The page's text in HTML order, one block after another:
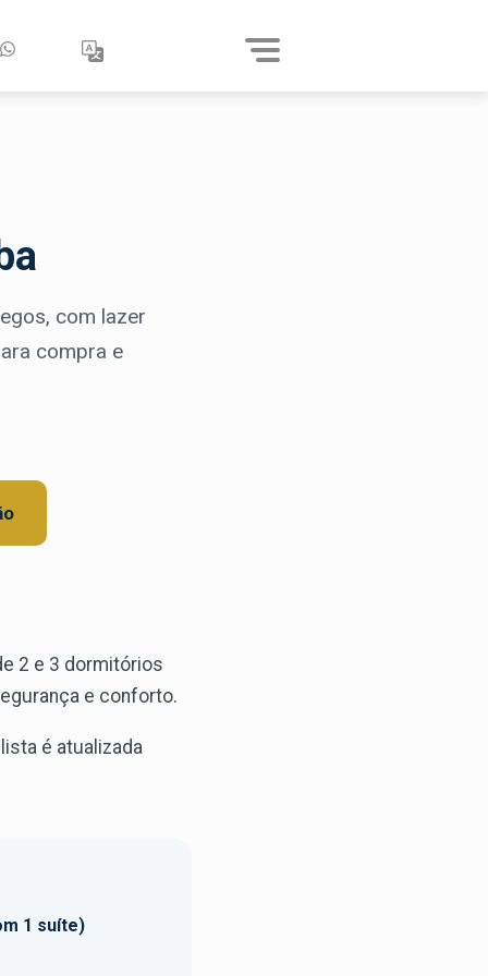
com lazer
compra e
2 e 3 dormitórios
e conforto.
é atualizada
1 suíte)